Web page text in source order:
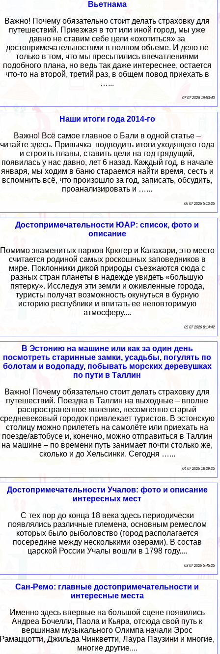
Вьетнама
Важно! Почему обязательно стоит делать страховку для
путешествий. Приезжая в тот или иной город, мы уже
давно не ставим себе цели «охотиться» за
достопримечательностями в полном объеме. И дело не
только в том, что мы пресытились впечатлениями
подобного плана, но ведь так даже интереснее, остается
что-то на второй, третий раз, в общем повод приехать в
…...
07 07 2026 19:53:40
Наши итоги года 2014-го
Важно! Всё самое главное о Бали в одной статье –
читайте здесь. Привычка подводить итоги уходящего года
и строить планы, ставить цели на год грядущий,
появилась у нас давно, лет 6 назад. Каждый год, в начале
января, мы ходим в баню стараемся найти время, сесть и
вспомнить всё, что произошло за год, записать, обсудить,
проанализировать и …...
06 07 2026 5:10:25
Достопримечательности ЮАР: список, фото и
описание
Помимо знаменитых парков Крюгер и Калахари, это место
считается родиной самых роскошных заповедников в
мире. Поклонники дикой природы съезжаются сюда с
разных стран планеты в надежде увидеть «большую
пятерку». Исследуя эти земли и оживленные города,
туристы получат возможность окунуться в бурную
историю республики и впитать ее неповторимую
атмосферу....
05 07 2026 8:14:42
В Эстонию на машине или как за один день
посмотреть старинные замки, усадьбы, погулять по
болотам и водопаду, побывать морских деревушках
по пути в Таллин
Важно! Почему обязательно стоит делать страховку для
путешествий. Поездка в Таллин на выходные – вполне
распространенное явление, несомненно старый
средневековый городок привлекает туристов. В эстонскую
столицу можно прилететь на самолёте или приехать на
поезде/автобусе и, конечно, можно отправиться в Таллин
на машине – по времени путь занимает почти столько же,
сколько и до Хельсинки. Сегодня …...
04 07 2026 18:29:25
Достопримечательности Учалов: фото и описание
интересных мест
С тех пор до конца 18 века здесь периодически
появлялись различные племена, основным ремеслом
которых было рыболовство (город располагается
посередине между несколькими озерами). В состав
царской России Учалы вошли в 1798 году....
03 07 2026 5:45:25
Сан-Ремо: главные достопримечательности и
интересные места
Именно здесь впервые на большой сцене появились
Андреа Бочелли, Паола и Кьяра, отсюда свой путь к
вершинам музыкального Олимпа начали Эрос
Рамаццотти, Джильда Чинкветти, Лаура Паузини и многие,
многие другие....